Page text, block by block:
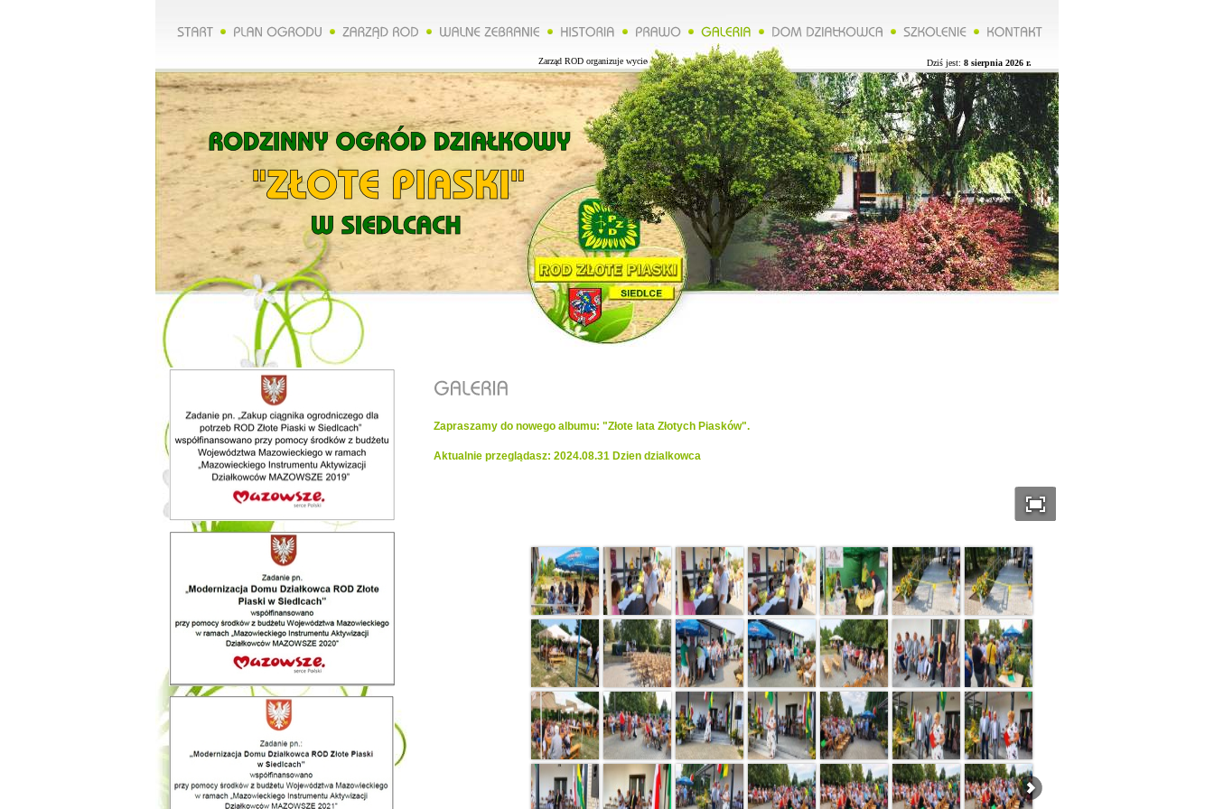
Zarząd ROD organizuje wycieczkę do Lublina więcej na naszej stronie.**********Zarząd ROD organizuje wycieczkę do Lublina więcej na naszej stronie.**********Zarząd ROD
Dziś jest: 8 sierpnia 2026 r.
Zapraszamy do nowego albumu: "Złote lata Złotych Piasków".
Aktualnie przeglądasz: 2024.08.31 Dzien dzialkowca